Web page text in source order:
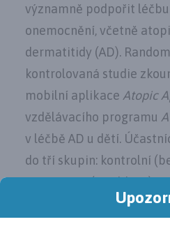
významně podpořit
onemocnění, včetně
dermatitidy (AD).
kontrolovaná studie
mobilní aplikace Atopic
vzdělávacího programu
v léčbě AD u dětí.
do tří skupin: kontrolní
pozorovací (s aplikací) a